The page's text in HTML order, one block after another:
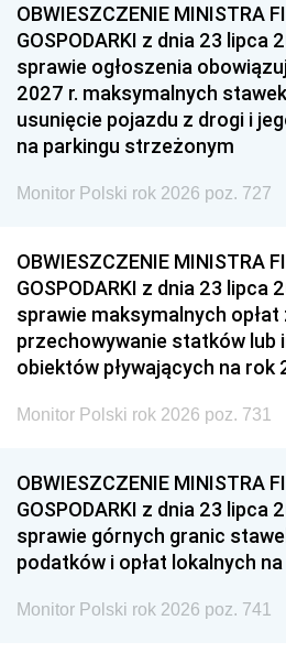
OBWIESZCZENIE MINISTRA
GOSPODARKI z dnia 23 lipca
sprawie ogłoszenia
2027 r. maksymalnych
usunięcie pojazdu z drogi i
na parkingu strzeżonym
Monitor Polski rok 2026 poz. 727
OBWIESZCZENIE MINISTRA
GOSPODARKI z dnia 23 lipca
sprawie maksymalnych opłat
przechowywanie statków lub
obiektów pływających na rok
Monitor Polski rok 2026 poz. 731
OBWIESZCZENIE MINISTRA
GOSPODARKI z dnia 23 lipca
sprawie górnych granic
podatków i opłat lokalnych
Monitor Polski rok 2026 poz. 741